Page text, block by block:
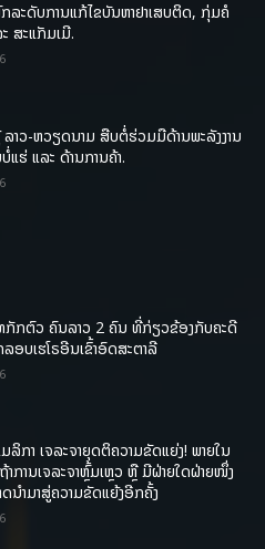
ລະດັບການແກ້ໄຂບັນຫາຢາເສບຕິດ, ກຸ່ມຄໍ
ສະແກັມເມີ.
າວ-ຫວຽດນາມ ສືບຕໍ່ຮ່ວມມືດ້ານພະລັງງານ
ແຮ່ ແລະ ດ້ານການຄ້າ.
ກັກຕົວ ຄົນລາວ 2 ຄົນ ທີ່ກ່ຽວຂ້ອງກັບຄະດີ
ອບເຮໂຣອີນເຂົ້າອົດສະຕາລີ
ລິກາ ເຈລະຈາຍຸດຕິຄວາມຂັດແຍ່ງ! ພາຍໃນ
ການເຈລະຈາຫຼົ້ມເຫຼວ ຫຼື ມີຝ່າຍໃດຝ່າຍໜຶ່ງ
ນໍາມາສູ່ຄວາມຂັດແຍ້ງອີກຄັ້ງ